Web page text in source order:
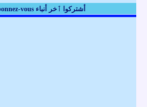
Abonnez-vous أشتركوا ٱخر أنباء